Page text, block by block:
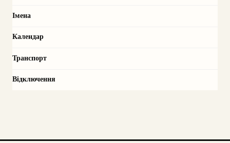
Імена
Календар
Транспорт
Відключення